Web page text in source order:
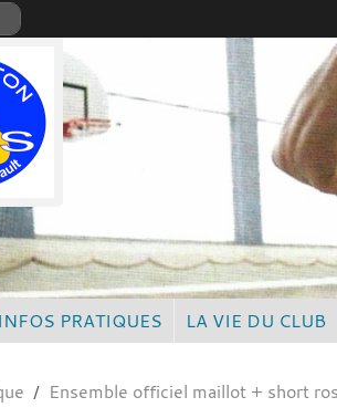
INFOS PRATIQUES LA VIE DU CLUB
Ensemble officiel maillot + short
cookies